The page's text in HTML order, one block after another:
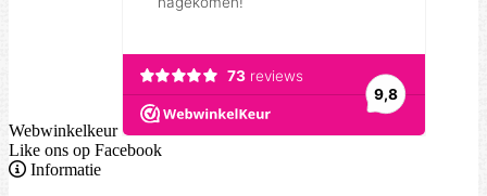
Webwinkelkeur
Like ons op Facebook
Informatie